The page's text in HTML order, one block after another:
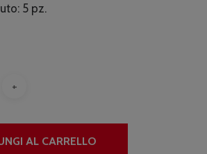
5 pz.
AL CARRELLO